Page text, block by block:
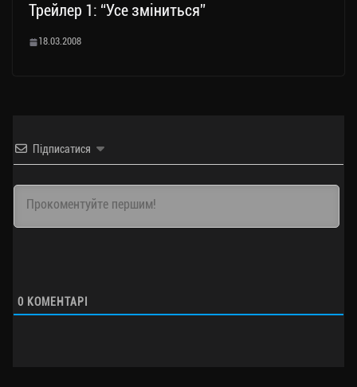
Трейлер 1: “Усе зміниться”
18.03.2008
Підписатися
0 КОМЕНТАРІ